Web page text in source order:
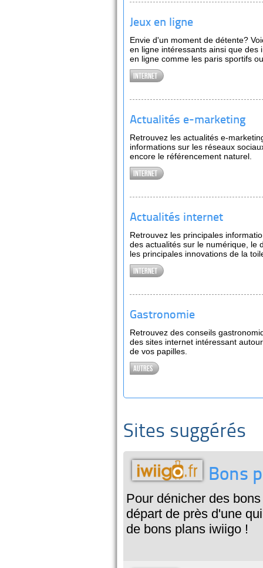
Jeux en ligne
Envie d'un moment de détente?
en ligne intéressants ainsi que des
en ligne comme les paris sportifs
Internet
Actualités e-marketing
Retrouvez les actualités e-
informations sur les réseaux
encore le référencement naturel.
Internet
Actualités internet
Retrouvez les principales
des actualités sur le numérique, le
les principales innovations de la
Internet
Gastronomie
Retrouvez des conseils
des sites internet intéressant
de vos papilles.
Autres
Sites suggérés
Bons
Pour dénicher des
départ de près d'une
de bons plans iwiigo !